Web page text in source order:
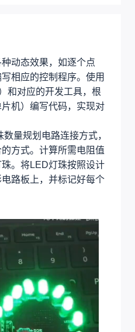
动态效果，如逐个点
相应的控制程序。使用
和对应的开发工具，根
机）编写代码，实现对
量规划电路连接方式，
方式。计算所需电阻值
。将LED灯珠按照设计
路板上，并标记好每个